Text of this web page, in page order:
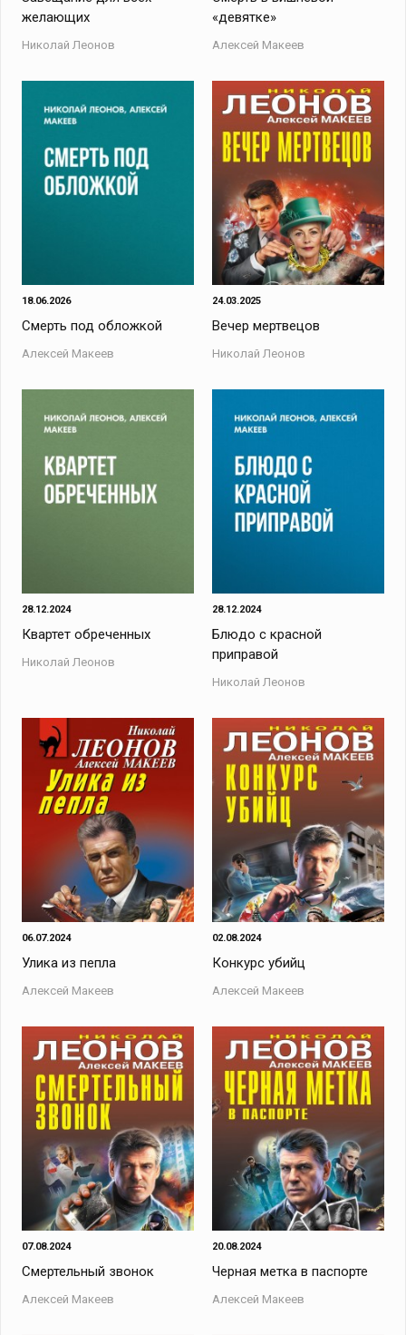
желающих
Николай Леонов
«девятке»
Алексей Макеев
18.06.2026
Смерть под обложкой
Алексей Макеев
24.03.2025
Вечер мертвецов
Николай Леонов
28.12.2024
Квартет обреченных
Николай Леонов
28.12.2024
Блюдо с красной
приправой
Николай Леонов
06.07.2024
Улика из пепла
Алексей Макеев
02.08.2024
Конкурс убийц
Алексей Макеев
07.08.2024
Смертельный звонок
Алексей Макеев
20.08.2024
Черная метка в паспорте
Алексей Макеев